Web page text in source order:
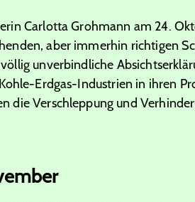
Carlotta Grohmann am 24.
aber immerhin richtigen
unverbindliche
Erdgas-Industrien in ihren
die Verschleppung und